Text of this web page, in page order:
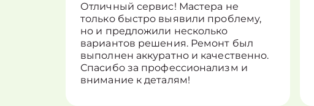
Отличный сервис! Мастера не
только быстро выявили проблему,
но и предложили несколько
вариантов решения. Ремонт был
выполнен аккуратно и качественно.
Спасибо за профессионализм и
внимание к деталям!